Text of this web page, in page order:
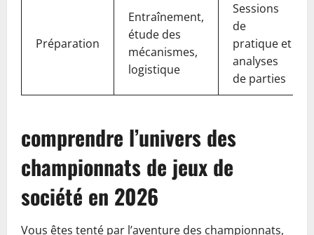
Préparation
Entraînement,
étude des
mécanismes,
logistique
Sessions
de
pratique et
analyses
de parties
comprendre l’univers des
championnats de jeux de
société en 2026
Vous êtes tenté par l’aventure des championnats,